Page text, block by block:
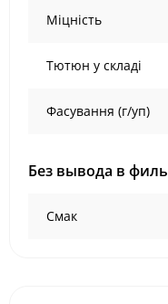
Міцність
Тютюн у складі
Фасування (г/уп)
Без вывода в
Смак